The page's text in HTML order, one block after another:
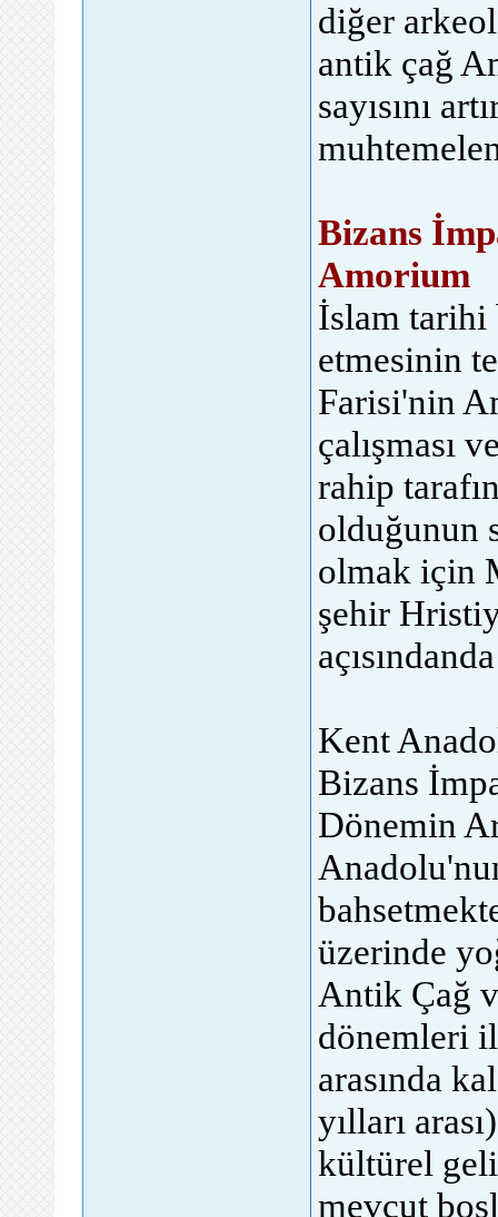
diğer
antik çağ
sayısını
Bizans
Amorium
İslam tarihi
etmesinin
Farisi'nin
çalışması
rahip
olduğunun
olmak için
şehir
Kent
Bizans
Dönemin
üzerinde
Antik Çağ
dönemleri
arasında
yılları
kültürel
mevcut